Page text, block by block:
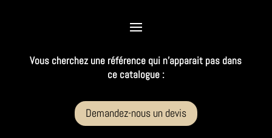
Vous cherchez une référence qui n’apparait pas dans
ce catalogue :
Demandez-nous un devis